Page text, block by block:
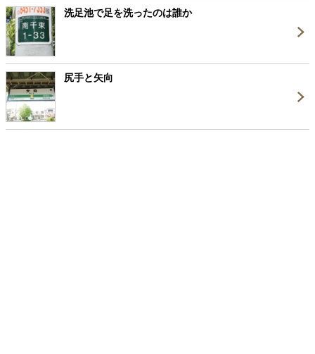
洗足池で足を洗ったのは誰か
尻手と矢向